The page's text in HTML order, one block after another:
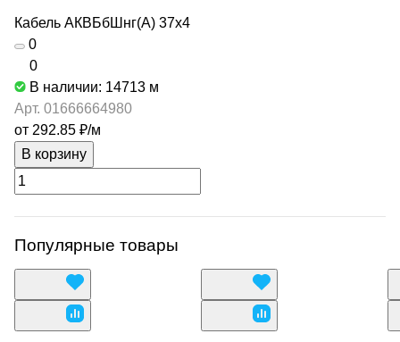
Кабель АКВБбШнг(А) 37х4
0
0
В наличии: 14713 м
Арт. 01666664980
от 292.85 ₽/м
В корзину
Популярные товары